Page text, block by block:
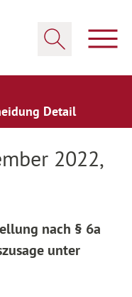
Detail
2022,
nach § 6a
unter